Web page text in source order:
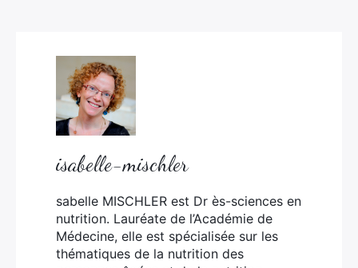
isabelle-mischler
sabelle MISCHLER est Dr ès-sciences en
nutrition. Lauréate de l’Académie de
Médecine, elle est spécialisée sur les
thématiques de la nutrition des